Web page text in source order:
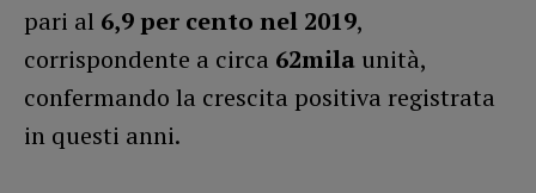
pari al 6,9 per cento nel 2019,
corrispondente a circa 62mila unità,
confermando la crescita positiva registrata
in questi anni.